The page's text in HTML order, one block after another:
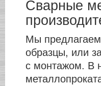
Сварные
Мы предлагаем
образцы, или
с монтажом. В